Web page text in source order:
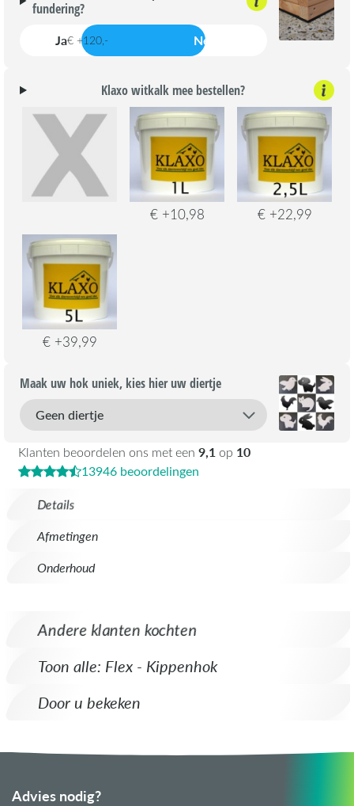
Details
Afmetingen
Onderhoud
Klanten beoordelen ons met een 9,1 op 10
13946 beoordelingen
fundering?
Ja€ +120,- Nee
Klaxo witkalk mee bestellen?
€ +10,98 € +22,99
€ +39,99
Maak uw hok uniek, kies hier uw diertje
Andere klanten kochten
Toon alle: Flex - Kippenhok
Door u bekeken
Advies nodig?